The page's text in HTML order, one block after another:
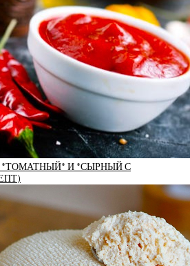
*ТОМАТНЫЙ* И *СЫРНЫЙ С